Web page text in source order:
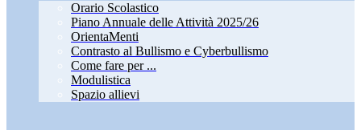
Orario Scolastico
Piano Annuale delle Attività 2025/26
OrientaMenti
Contrasto al Bullismo e Cyberbullismo
Come fare per ...
Modulistica
Spazio allievi